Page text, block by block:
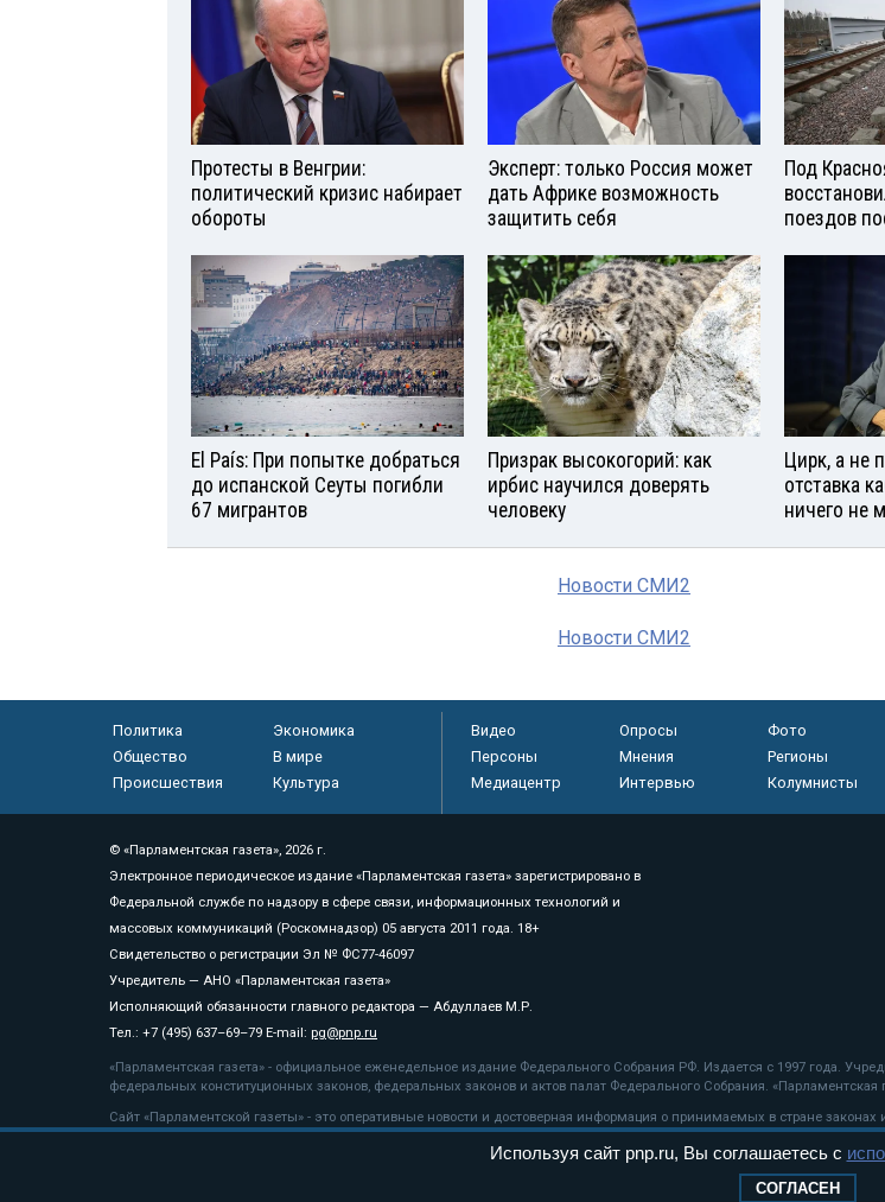
Протесты в Венгрии:
политический кризис набирает
обороты
Эксперт: только Россия может
дать Африке возможность
защитить себя
Под
поездов
El País: При попытке добраться
до испанской Сеуты погибли
67 мигрантов
Призрак высокогорий: как
ирбис научился доверять
человеку
Цирк, а не
отставка
ничего не
Новости СМИ2
Новости СМИ2
Политика
Экономика
Общество
В мире
Происшествия
Культура
Видео Опросы
Фото
Персоны
Мнения
Регионы
Медиацентр
Интервью Колумнисты
© «Парламентская газета», 2026 г.
Электронное периодическое издание «Парламентская газета» зарегистрировано в
Федеральной службе по надзору в сфере связи, информационных технологий и
массовых коммуникаций (Роскомнадзор) 05 августа 2011 года. 18+
Свидетельство о регистрации Эл № ФС77-46097
Учредитель — АНО «Парламентская газета»
Исполняющий обязанности главного редактора — Абдуллаев М.Р.
Тел.: +7 (495) 637–69–79 E-mail: pg@pnp.ru
«Парламентская газета» - официальное еженедельное издание Федерального Собрания РФ. Издается с 1997 года.
федеральных конституционных законов, федеральных законов и актов палат Федерального Собрания. «Парламентская
Сайт «Парламентской газеты» - это оперативные новости и достоверная информация о принимаемых в стране законах
«Парламентской газеты» активная ссылка на pnp.ru обязательна.
рекомендательные технологии
Используя сайт pnp.ru, Вы соглашаетесь с
СОГЛАСЕН